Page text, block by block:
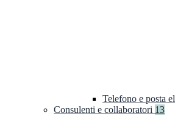
Telefono e posta
Consulenti e collaboratori 13